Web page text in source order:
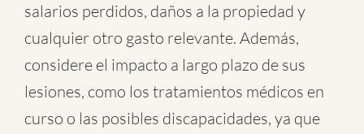
salarios perdidos, daños a la propiedad y
cualquier otro gasto relevante. Además,
considere el impacto a largo plazo de sus
lesiones, como los tratamientos médicos en
curso o las posibles discapacidades, ya que